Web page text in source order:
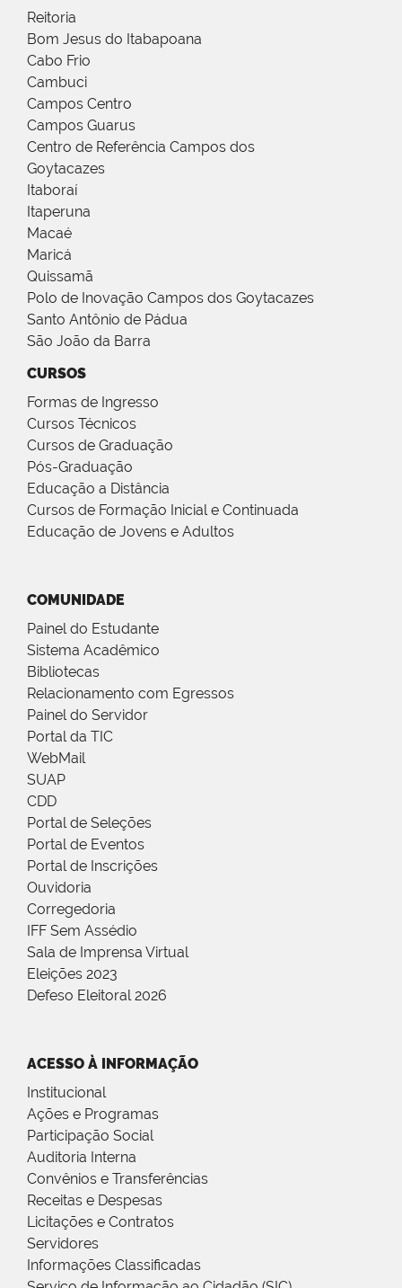
Reitoria
Bom Jesus do Itabapoana
Cabo Frio
Cambuci
Campos Centro
Campos Guarus
Centro de Referência Campos dos
Goytacazes
Itaboraí
Itaperuna
Macaé
Maricá
Quissamã
Polo de Inovação Campos dos Goytacazes
Santo Antônio de Pádua
São João da Barra
CURSOS
Formas de Ingresso
Cursos Técnicos
Cursos de Graduação
Pós-Graduação
Educação a Distância
Cursos de Formação Inicial e Continuada
Educação de Jovens e Adultos
COMUNIDADE
Painel do Estudante
Sistema Acadêmico
Bibliotecas
Relacionamento com Egressos
Painel do Servidor
Portal da TIC
WebMail
SUAP
CDD
Portal de Seleções
Portal de Eventos
Portal de Inscrições
Ouvidoria
Corregedoria
IFF Sem Assédio
Sala de Imprensa Virtual
Eleições 2023
Defeso Eleitoral 2026
ACESSO À INFORMAÇÃO
Institucional
Ações e Programas
Participação Social
Auditoria Interna
Convênios e Transferências
Receitas e Despesas
Licitações e Contratos
Servidores
Informações Classificadas